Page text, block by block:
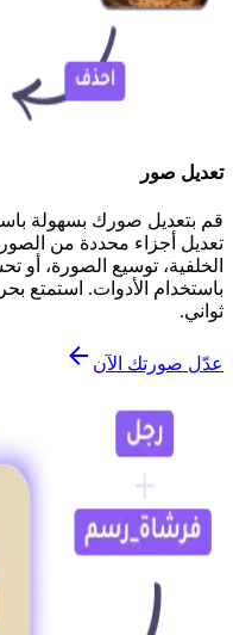
تعديل صور
قم بتعديل صورك بسهولة
تعديل أجزاء محددة من
الخلفية، توسيع الصورة،
باستخدام الأدوات. استمتع
ثواني.
عدّل صورتك الآن